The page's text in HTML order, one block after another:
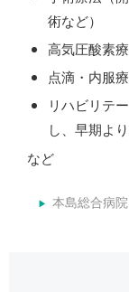
術など）
高気圧酸素
点滴・内服
リハビリテ
し、早期より
など
本島総合病